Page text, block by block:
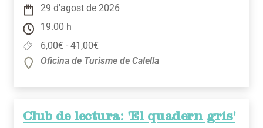
29 d'agost de 2026
19.00 h
6,00€ - 41,00€
Oficina de Turisme de Calella
Club de lectura: 'El quadern gris'